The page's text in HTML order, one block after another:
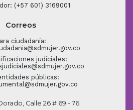
(+57 601) 3169001
Correos
ciudadanía:
judiciales:
públicas:
Calle 26 # 69 - 76